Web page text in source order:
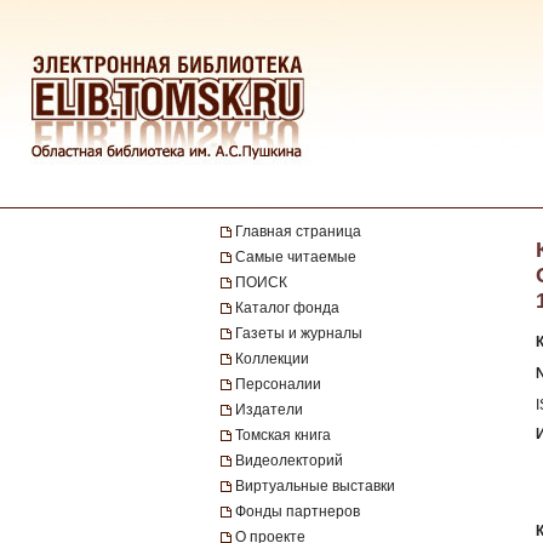
Главная страница
Самые читаемые
ПОИСК
Каталог фонда
Газеты и журналы
Коллекции
Персоналии
Издатели
Томская книга
Видеолекторий
Виртуальные выставки
Фонды партнеров
О проекте